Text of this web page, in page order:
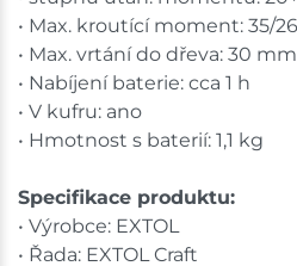
• Max. kroutící moment: 35/
• Max. vrtání do dřeva: 30 mm
• Nabíjení baterie: cca 1 h
• V kufru: ano
• Hmotnost s baterií: 1,1 kg
Specifikace produktu:
• Výrobce: EXTOL
• Řada: EXTOL Craft